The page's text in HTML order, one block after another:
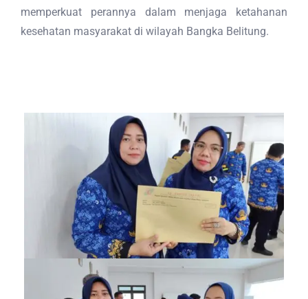
memperkuat perannya dalam menjaga ketahanan
kesehatan masyarakat di wilayah Bangka Belitung.